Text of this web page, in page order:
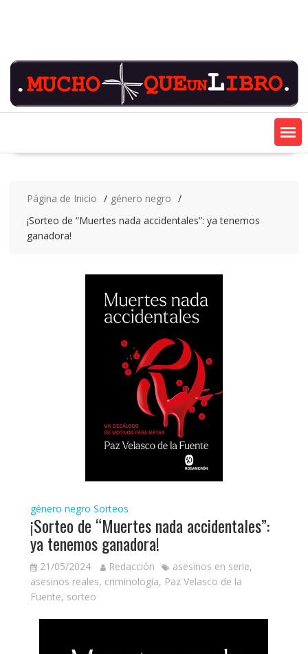
Página de Inicio
género negro
¡Sorteo de “Muertes nada accidentales”: ya tenemos
ganadora!
género negro Sorteos
¡Sorteo de “Muertes nada accidentales”:
ya tenemos ganadora!
21/05/2024 Redacción asesinos en serie,
asesinos reales, criminología, Paz Velasco de la
Fuente, sorteo